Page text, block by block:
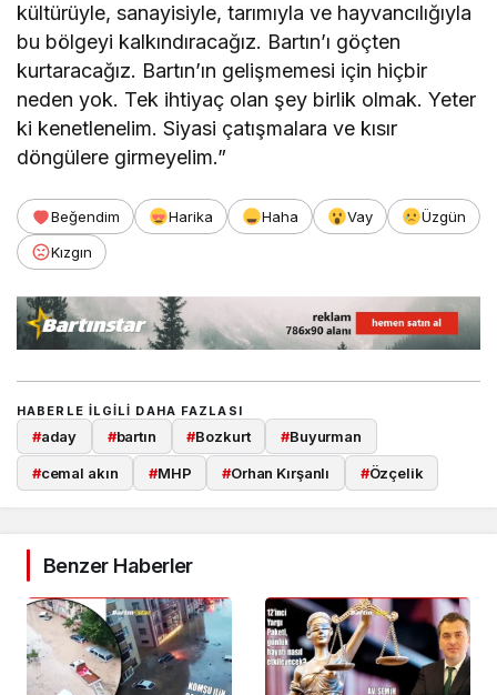
kültürüyle, sanayisiyle, tarımıyla ve hayvancılığıyla
bu bölgeyi kalkındıracağız. Bartın’ı göçten
kurtaracağız. Bartın’ın gelişmemesi için hiçbir
neden yok. Tek ihtiyaç olan şey birlik olmak. Yeter
ki kenetlenelim. Siyasi çatışmalara ve kısır
döngülere girmeyelim.”
Beğendim Harika Haha Vay
Üzgün
Kızgın
HABERLE ILGILI DAHA FAZLASI
#aday #bartın #Bozkurt #Buyurman
#cemal akın #MHP #Orhan Kırşanlı #Özçelik
Benzer Haberler